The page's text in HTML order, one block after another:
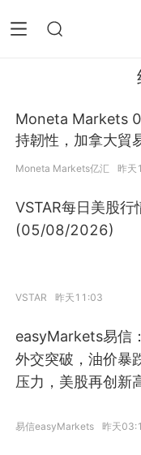
Moneta Markets
持韌性，加拿大貿
Moneta Markets亿汇 昨天
VSTAR每日美股行
(05/08/2026)
VSTAR 昨天11:03
easyMarkets易信
外交突破，油价暴
压力，美股再创新
易信easyMarkets 昨天